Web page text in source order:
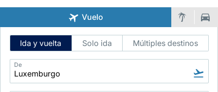
Grupo Luxair
Vuelo
Intelligent
Flight
Search
Ida y vuelta Solo ida Múltiples destinos
De